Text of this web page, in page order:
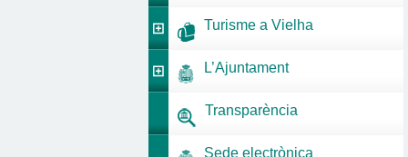
Turisme a Vielha
L’Ajuntament
Transparència
Sede electrònica